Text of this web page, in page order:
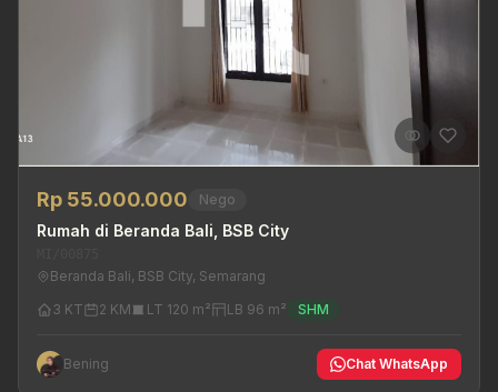
Rp 55.000.000 Nego
Rumah di Beranda Bali, BSB City
Beranda Bali, BSB City, Semarang
3 KT
2 KM LT 120 m² LB 96 m² SHM
Bening Chat WhatsApp